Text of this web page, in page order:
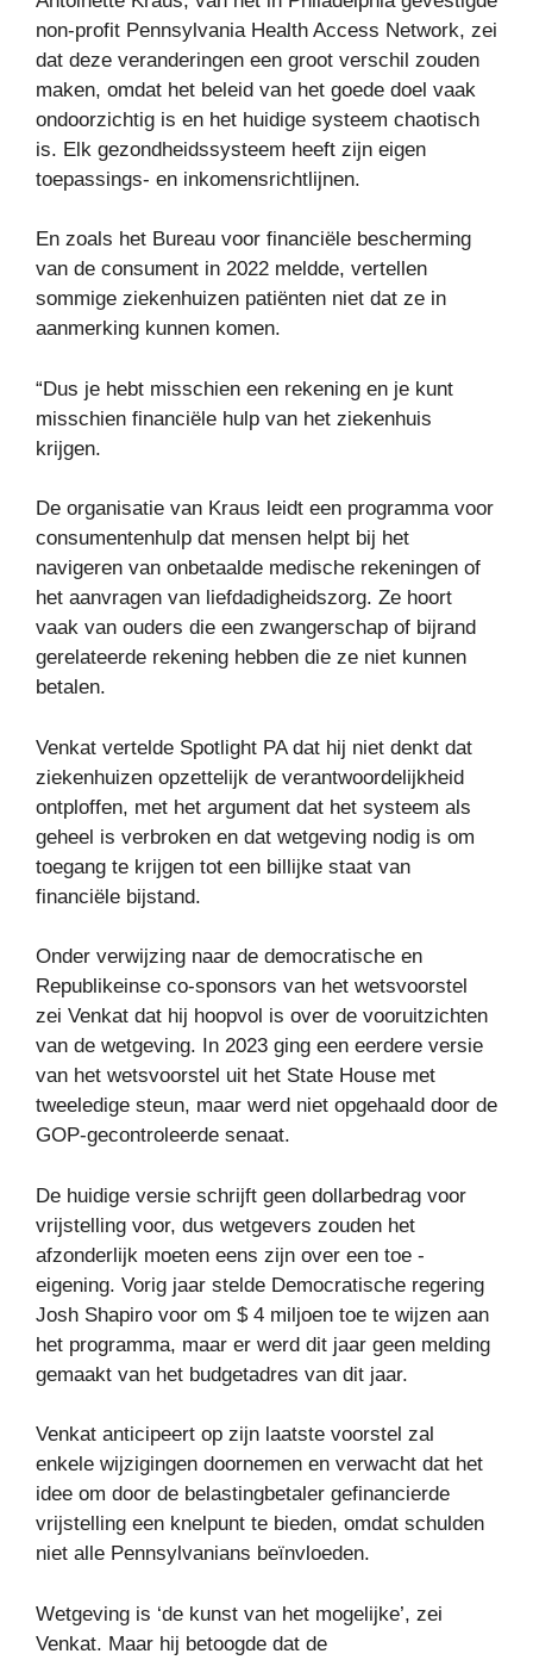
non-profit Pennsylvania Health Access Network, zei
dat deze veranderingen een groot verschil zouden
maken, omdat het beleid van het goede doel vaak
ondoorzichtig is en het huidige systeem chaotisch
is. Elk gezondheidssysteem heeft zijn eigen
toepassings- en inkomensrichtlijnen.
En zoals het Bureau voor financiële bescherming
van de consument in 2022 meldde, vertellen
sommige ziekenhuizen patiënten niet dat ze in
aanmerking kunnen komen.
“Dus je hebt misschien een rekening en je kunt
misschien financiële hulp van het ziekenhuis
krijgen.
De organisatie van Kraus leidt een programma voor
consumentenhulp dat mensen helpt bij het
navigeren van onbetaalde medische rekeningen of
het aanvragen van liefdadigheidszorg. Ze hoort
vaak van ouders die een zwangerschap of bijrand
gerelateerde rekening hebben die ze niet kunnen
betalen.
Venkat vertelde Spotlight PA dat hij niet denkt dat
ziekenhuizen opzettelijk de verantwoordelijkheid
ontploffen, met het argument dat het systeem als
geheel is verbroken en dat wetgeving nodig is om
toegang te krijgen tot een billijke staat van
financiële bijstand.
Onder verwijzing naar de democratische en
Republikeinse co-sponsors van het wetsvoorstel
zei Venkat dat hij hoopvol is over de vooruitzichten
van de wetgeving. In 2023 ging een eerdere versie
van het wetsvoorstel uit het State House met
tweeledige steun, maar werd niet opgehaald door de
GOP-gecontroleerde senaat.
De huidige versie schrijft geen dollarbedrag voor
vrijstelling voor, dus wetgevers zouden het
afzonderlijk moeten eens zijn over een toe -
eigening. Vorig jaar stelde Democratische regering
Josh Shapiro voor om $ 4 miljoen toe te wijzen aan
het programma, maar er werd dit jaar geen melding
gemaakt van het budgetadres van dit jaar.
Venkat anticipeert op zijn laatste voorstel zal
enkele wijzigingen doornemen en verwacht dat het
idee om door de belastingbetaler gefinancierde
vrijstelling een knelpunt te bieden, omdat schulden
niet alle Pennsylvanians beïnvloeden.
Wetgeving is ‘de kunst van het mogelijke’, zei
Venkat. Maar hij betoogde dat de